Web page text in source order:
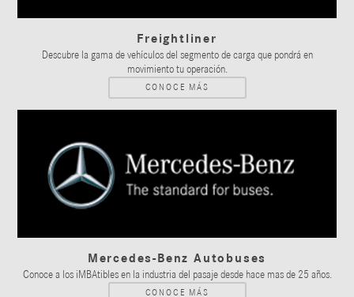
Freightliner
Descubre la gama de vehículos del segmento de carga que pondrá en
movimiento tu operación.
CONOCE MÁS
Mercedes-Benz Autobuses
Conoce a los iMBAtibles en la industria del pasaje desde hace mas de 25 años.
CONOCE MÁS